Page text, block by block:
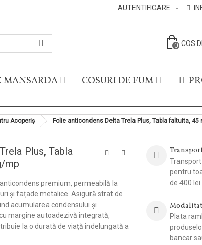
AUTENTIFICARE
0 COS
MANSARDA COSURI DE FUM
Acoperiș Folie anticondens Delta Trela Plus, Tabla faltuita,
Plus, Tabla
mp
premium, permeabilă la
și fațade metalice. Asigură strat de
acumularea condensului și
margine autoadezivă integrată,
la o durată de viață îndelungată a
pentru
de 400 lei
Plata
bancar